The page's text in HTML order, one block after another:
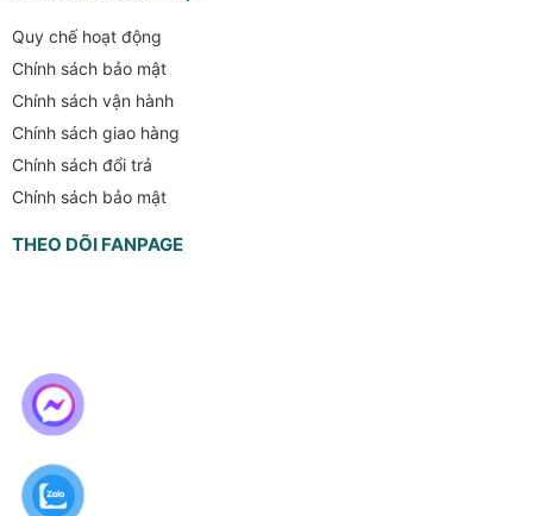
Quy chế hoạt động
Chính sách bảo mật
Chính sách vận hành
Chính sách giao hàng
Chính sách đổi trả
Chính sách bảo mật
THEO DÕI FANPAGE